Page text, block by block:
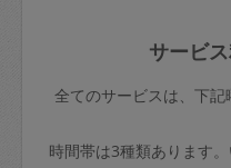
サービ
全てのサービスは、下記
時間帯は3種類あります